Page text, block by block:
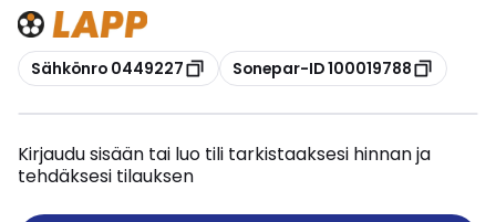
Kopioi
Sähkönro 0449227 Kopioi
Sonepar-ID 100019788
Kirjaudu sisään tai luo tili tarkistaaksesi hinnan ja
tehdäksesi tilauksen